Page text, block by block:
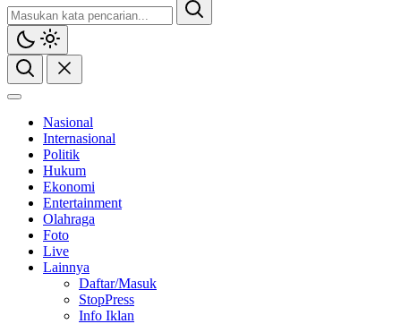
Nasional
Internasional
Politik
Hukum
Ekonomi
Entertainment
Olahraga
Foto
Live
Lainnya
Daftar/Masuk
StopPress
Info Iklan